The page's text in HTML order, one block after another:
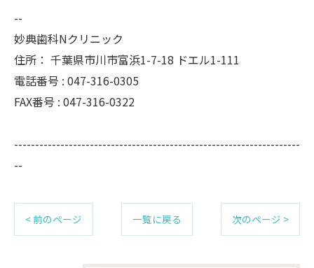
--
妙典歯科Nクリニック
住所： 千葉県市川市富浜1-7-18 ドエル1-111
電話番号 : 047-316-0305
FAX番号 : 047-316-0322
--------------------------------------------------------------------
--
< 前のページ 一覧に戻る 次のページ >